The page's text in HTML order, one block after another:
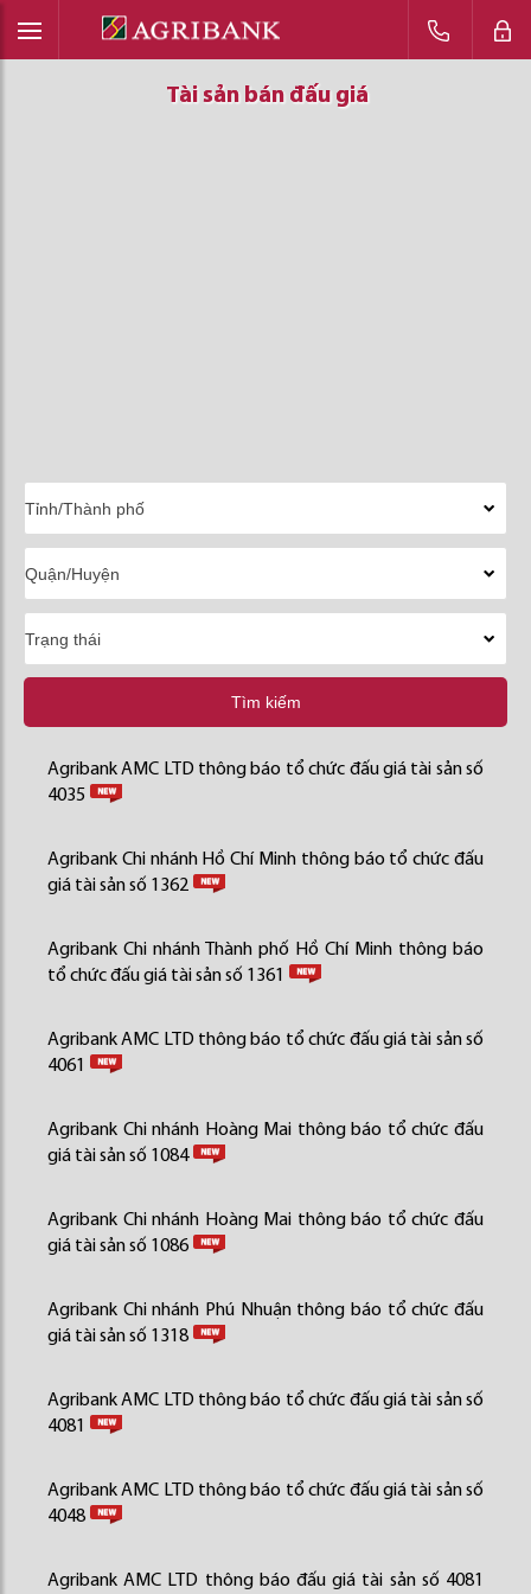
Tài sản bán đấu giá
Tài sản bán đấu giá
Tài sản bán đấu giá
Tìm kiếm
Agribank AMC LTD thông báo tổ chức đấu giá tài sản số
4035
Agribank Chi nhánh Hồ Chí Minh thông báo tổ chức đấu
giá tài sản số 1362
Agribank Chi nhánh Thành phố Hồ Chí Minh thông báo
tổ chức đấu giá tài sản số 1361
Agribank AMC LTD thông báo tổ chức đấu giá tài sản số
4061
Agribank Chi nhánh Hoàng Mai thông báo tổ chức đấu
giá tài sản số 1084
Agribank Chi nhánh Hoàng Mai thông báo tổ chức đấu
giá tài sản số 1086
Agribank Chi nhánh Phú Nhuận thông báo tổ chức đấu
giá tài sản số 1318
Agribank AMC LTD thông báo tổ chức đấu giá tài sản số
4081
Agribank AMC LTD thông báo tổ chức đấu giá tài sản số
4048
Agribank AMC LTD thông báo đấu giá tài sản số 4081